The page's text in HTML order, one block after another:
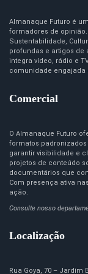
Almanaque Futuro é
formadores de
Sustentabilidade,
profundas e artigos de
integra vídeo, rádio e
comunidade engajada
Comercial
O Almanaque Futuro
formatos
garantir visibilidade e
projetos de conteúdo
documentários que
Com presença ativa
ação.
Consulte nosso
Localização
Rua Goya, 70 – Jardim